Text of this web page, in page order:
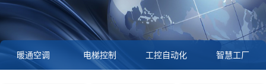
暖通空调 电梯控制 工控自动化 智慧工厂